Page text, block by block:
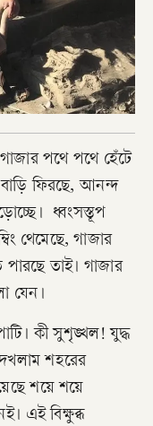
পথে পথে হেঁটে
বাড়ি ফিরছে, আনন্দ
ধ্বংসস্তূপ
থেমেছে, গাজার
তাই। গাজার
যেন।
কী সুশৃঙ্খল! যুদ্ধ
শহরের
শয়ে শয়ে
এই বিক্ষুব্ধ